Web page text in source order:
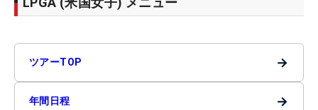
ツアーTOP →
年間日程 →